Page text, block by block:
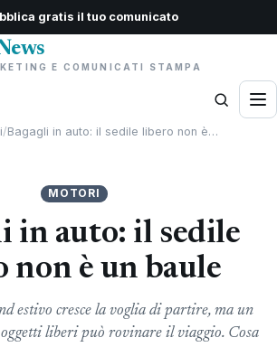
gratis il tuo comunicato
E COMUNICATI STAMPA
/Bagagli in auto: il sedile libero non è…
MOTORI
in auto: il sedile
non è un baule
estivo cresce la voglia di partire, ma un
liberi può rovinare il viaggio. Cosa